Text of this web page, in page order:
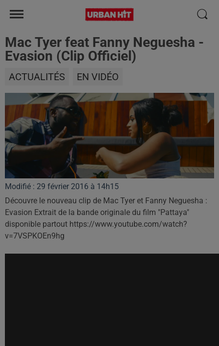
Mac Tyer feat Fanny Neguesha -
Evasion (Clip Officiel)
ACTUALITÉS EN VIDÉO
Modifié : 29 février 2016 à 14h15
Découvre le nouveau clip de Mac Tyer et Fanny Neguesha :
Evasion Extrait de la bande originale du film "Pattaya"
disponible partout https://www.youtube.com/watch?
v=7VSPKOEn9hg